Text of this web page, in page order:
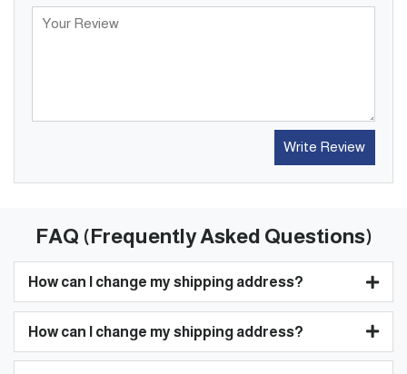
Write Review
FAQ (Frequently Asked Questions)
How can I change my shipping address?
How can I change my shipping address?